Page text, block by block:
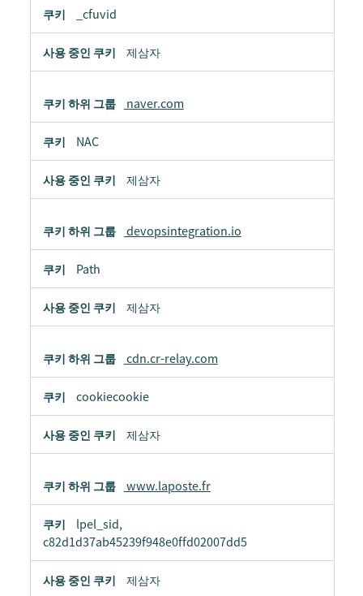
_cfuvid
제삼자
naver.com
NAC
제삼자
devopsintegration.io
Path
제삼자
cdn.cr-relay.com
cookiecookie
제삼자
www.laposte.fr
lpel_sid,
c82d1d37ab45239f948e0ffd02007dd5
제삼자